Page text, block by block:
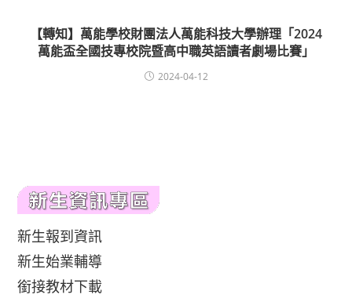
【轉知】萬能學校財團法人萬能科技大學辦理「2024
萬能盃全國技專校院暨高中職英語讀者劇場比賽」
2024-04-12
新生報到資訊
新生始業輔導
銜接教材下載